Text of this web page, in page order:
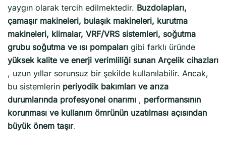
yaygın olarak tercih edilmektedir. Buzdolapları,
çamaşır makineleri, bulaşık makineleri, kurutma
makineleri, klimalar, VRF/VRS sistemleri, soğutma
grubu soğutma ve ısı pompaları gibi farklı üründe
yüksek kalite ve enerji verimliliği sunan Arçelik cihazları
, uzun yıllar sorunsuz bir şekilde kullanılabilir. Ancak,
bu sistemlerin periyodik bakımları ve arıza
durumlarında profesyonel onarımı , performansının
korunması ve kullanım ömrünün uzatılması açısından
büyük önem taşır.